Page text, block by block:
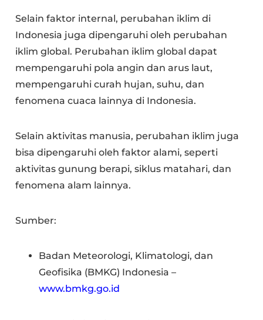
Selain faktor internal, perubahan iklim di
Indonesia juga dipengaruhi oleh perubahan
iklim global. Perubahan iklim global dapat
mempengaruhi pola angin dan arus laut,
mempengaruhi curah hujan, suhu, dan
fenomena cuaca lainnya di Indonesia.
Selain aktivitas manusia, perubahan iklim juga
bisa dipengaruhi oleh faktor alami, seperti
aktivitas gunung berapi, siklus matahari, dan
fenomena alam lainnya.
Sumber:
Badan Meteorologi, Klimatologi, dan
Geofisika (BMKG) Indonesia –
www.bmkg.go.id